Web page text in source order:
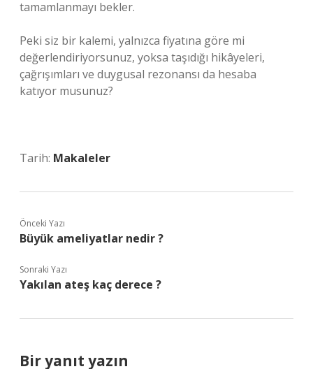
tamamlanmayı bekler.
Peki siz bir kalemi, yalnızca fiyatına göre mi
değerlendiriyorsunuz, yoksa taşıdığı hikâyeleri,
çağrışımları ve duygusal rezonansı da hesaba
katıyor musunuz?
Tarih: Makaleler
Önceki Yazı
Büyük ameliyatlar nedir ?
Sonraki Yazı
Yakılan ateş kaç derece ?
Bir yanıt yazın